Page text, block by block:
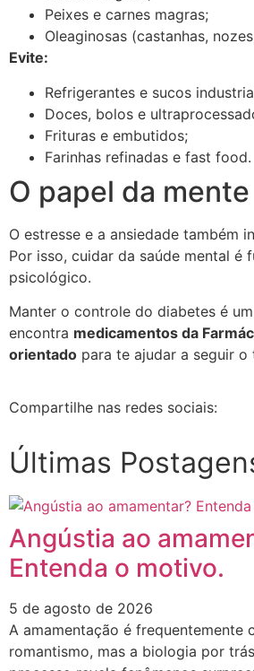
Peixes e carnes magras;
Oleaginosas (castanhas,
Evite:
Refrigerantes e sucos
Doces, bolos e
Frituras e embutidos;
Farinhas refinadas e fast food.
O papel da
O estresse e a ansiedade também
Por isso, cuidar da saúde mental é
psicológico.
Manter o controle do diabetes é
encontra medicamentos da
orientado para te ajudar a seguir
Compartilhe nas redes sociais:
Últimas
Angústia ao
Entenda o motivo.
5 de agosto de 2026
A amamentação é frequentemente
romantismo, mas a biologia por